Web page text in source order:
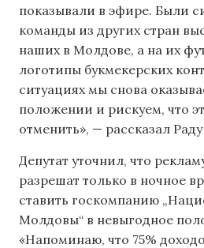
показывали в эфире. Были
команды из других стран
наших в Молдове, а на их
логотипы букмекерских
ситуациях мы снова
положении и рискуем, что
отменить», — рассказал
Депутат уточнил, что
разрешат только в ночное
ставить госкомпанию
Молдовы“ в невыгодное
«Напоминаю, что 75%